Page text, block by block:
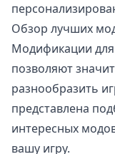
Обзор лучших
Модификации для
позволяют
разнообразить
представлена
интересных
вашу игру.